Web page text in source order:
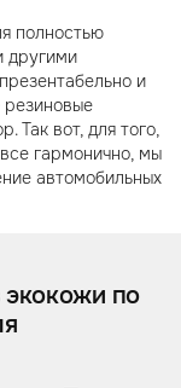
полностью
другими
и
резиновые
Так вот, для того,
гармонично, мы
автомобильных
по